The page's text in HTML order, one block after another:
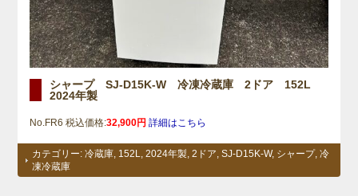
シャープ SJ-D15K-W 冷凍冷蔵庫 2ドア 152L
2024年製
No.FR6 税込価格:32,900円 詳細はこちら
カテゴリー:冷蔵庫 152L ,2024年製 ,2ドア ,SJ-D15K-W, シャープ ,冷
凍冷蔵庫